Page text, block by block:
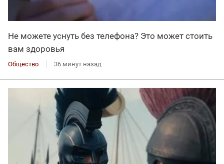
Не можете уснуть без телефона? Это может стоить
вам здоровья
Общество 36 минут назад